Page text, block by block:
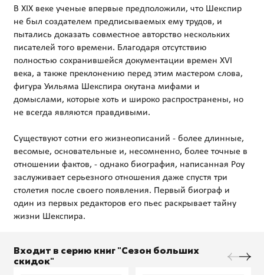
В XIX веке ученые впервые предположили, что Шекспир
не был создателем предписываемых ему трудов, и
пытались доказать совместное авторство нескольких
писателей того времени. Благодаря отсутствию
полностью сохранившейся документации времен XVI
века, а также преклонению перед этим мастером слова,
фигура Уильяма Шекспира окутана мифами и
домыслами, которые хоть и широко распространены, но
не всегда являются правдивыми.
Существуют сотни его жизнеописаний - более длинные,
весомые, основательные и, несомненно, более точные в
отношении фактов, - однако биография, написанная Роу
заслуживает серьезного отношения даже спустя три
столетия после своего появления. Первый биограф и
один из первых редакторов его пьес раскрывает тайну
Входит в серию книг "Сезон больших
скидок"